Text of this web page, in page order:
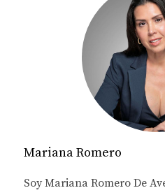
preparación y
exploraremos los errores
estos inversionistas y cómo
clave está en la educación
si estás listo para dar el
inmobiliaria en Florida,
ERRORES
INVERSIÓN
Mariana Romero
Soy Mariana Romero De